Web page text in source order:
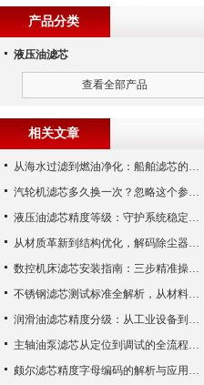
产品分类
液压油滤芯
查看全部产品
相关文章
从海水过滤到燃油净化：船舶滤芯的多场景应用解析
汽轮机滤芯多久换一次？忽略这个参数，机组非停损失可能上百万！
液压油滤芯精度等级：守护系统稳定与寿命的“微米标尺”
从材质革新到结构优化，解码除尘器滤芯性能跃升的核心逻辑
数控机床滤芯安装指南：三步精准操作，杜绝设备“亚健康”
不锈钢滤芯测试标准全解析，从材料性能到应用场景的严苛验证
润滑油滤芯精度分级：从工业设备到精密系统的过滤密码
主轴油泵滤芯从定位到调试的全流程解析
颇尔滤芯精度字母编码的解析与应用指南